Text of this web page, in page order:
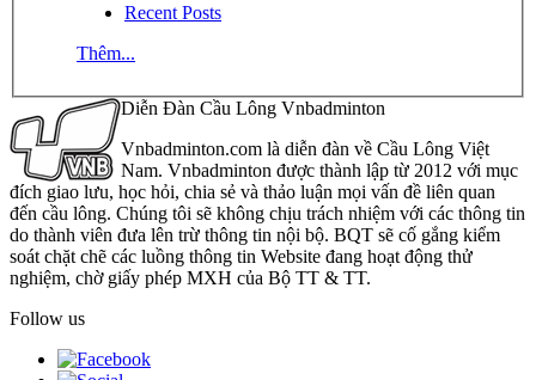
Recent Posts
Thêm...
Diễn Đàn Cầu Lông Vnbadminton
Vnbadminton.com là diễn đàn về Cầu Lông Việt
Nam. Vnbadminton được thành lập từ 2012 với mục
đích giao lưu, học hỏi, chia sẻ và thảo luận mọi vấn đề liên quan
đến cầu lông. Chúng tôi sẽ không chịu trách nhiệm với các thông tin
do thành viên đưa lên trừ thông tin nội bộ. BQT sẽ cố gắng kiểm
soát chặt chẽ các luồng thông tin Website đang hoạt động thử
nghiệm, chờ giấy phép MXH của Bộ TT & TT.
Follow us